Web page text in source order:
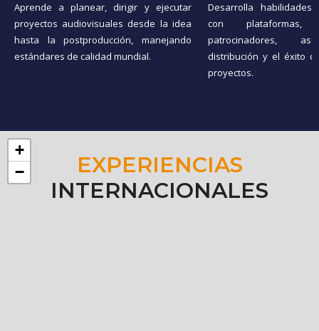
Aprende a planear, dirigir y ejecutar
proyectos audiovisuales desde la idea
hasta la postproducción, manejando
estándares de calidad mundial.
Desarrolla
con
patrocinadores,
distribución y el éxito
proyectos.
EXPERIENCIAS
INTERNACIONALES
+
−